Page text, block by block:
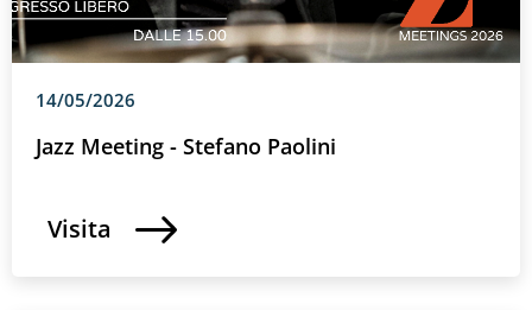
14/05/2026
Jazz Meeting - Stefano Paolini
Visita